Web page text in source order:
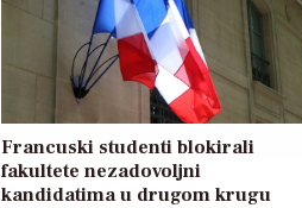
Francuski studenti blokirali
fakultete nezadovoljni
kandidatima u drugom krugu